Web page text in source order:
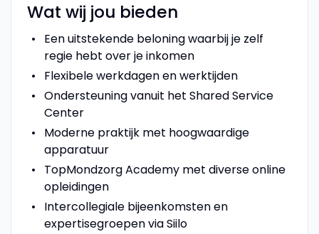
Wat wij jou bieden
Een uitstekende beloning waarbij je zelf
regie hebt over je inkomen
Flexibele werkdagen en werktijden
Ondersteuning vanuit het Shared Service
Center
Moderne praktijk met hoogwaardige
apparatuur
TopMondzorg Academy met diverse online
opleidingen
Intercollegiale bijeenkomsten en
expertisegroepen via Siilo